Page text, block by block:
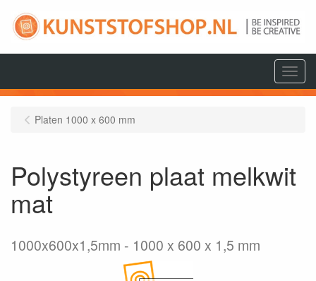
Menu
Platen 1000 x 600 mm
Polystyreen plaat melkwit
mat
1000x600x1,5mm 1000 x 600 x 1,5 mm